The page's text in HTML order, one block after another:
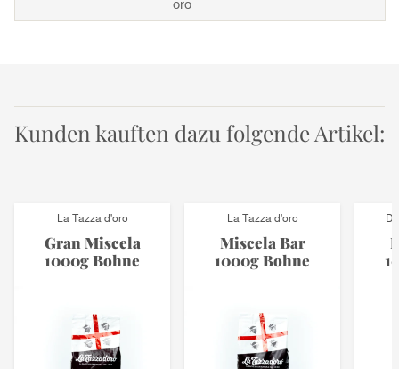
oro
Kunden kauften dazu folgende Artikel:
La Tazza d'oro
Gran Miscela
1000g Bohne
La Tazza d'oro
Miscela Bar
1000g Bohne